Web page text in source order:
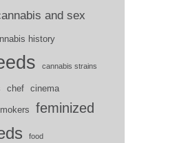
and sex
history
cannabis strains
chef cinema
feminized
food